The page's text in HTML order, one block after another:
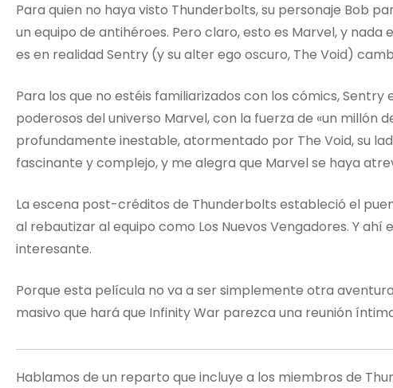
Para quien no haya visto Thunderbolts, su personaje Bob
un equipo de antihéroes. Pero claro, esto es Marvel, y nada
es en realidad Sentry (y su alter ego oscuro, The Void)
Para los que no estéis familiarizados con los cómics,
poderosos del universo Marvel, con la fuerza de «un millón
profundamente inestable, atormentado por The Void, su
fascinante y complejo, y me alegra que Marvel se haya
La escena post-créditos de Thunderbolts estableció el
al rebautizar al equipo como Los Nuevos Vengadores. Y
interesante.
Porque esta película no va a ser simplemente otra
masivo que hará que Infinity War parezca una reunión
Hablamos de un reparto que incluye a los miembros de